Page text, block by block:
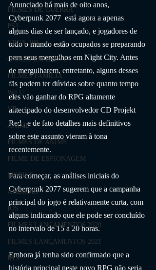
FILMES DE GUERRA
PS3
XBOX 360
GAMES EM BREVE
FILMES FAMÍLIA
Wii U
VR
ANIME
FILMES DE ANIME
FILME DE ESPIONAGEM
MOBILE
ANDROID
IOS
FILMES LANÇAMENTOS 2020
FILMES LANÇAMENTOS 2021
RTS
Anunciado há mais de oito anos,
Cyberpunk 2077  está agora a apenas
alguns dias de ser lançado, e jogadores de
todo o mundo estão ocupados se preparando
para seus mergulhos em Night City. Antes
de mergulharem, entretanto, alguns desses
fãs podem ter dúvidas sobre quanto tempo
eles vão ganhar do RPG altamente
antecipado do desenvolvedor CD Projekt
Red , e de fato detalhes mais definitivos
sobre este assunto vieram à tona
recentemente.
Para começar, as análises iniciais do
Cyberpunk 2077 sugerem que a campanha
principal do jogo é relativamente curta, com
alguns indicando que ele pode ser concluído
no intervalo de 15 a 20 horas.
Embora já tenha sido confirmado que a
história principal neste novo RPG não seria